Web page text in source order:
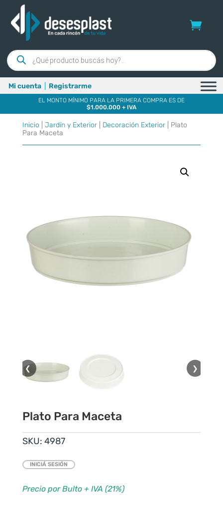
Búsqueda
de
productos
Mi cuenta Registrarme
EL MONTO MÍNIMO PARA LA PRIMERA COMPRA ES DE
$1.000.000 + IVA
Inicio Jardín y Exterior| Decoración Exterior| Plato
Para Maceta
❮ ❯
Plato Para Maceta
SKU: 4987
INICIÁ SESIÓN
Precio por Bulto + IVA (21%)